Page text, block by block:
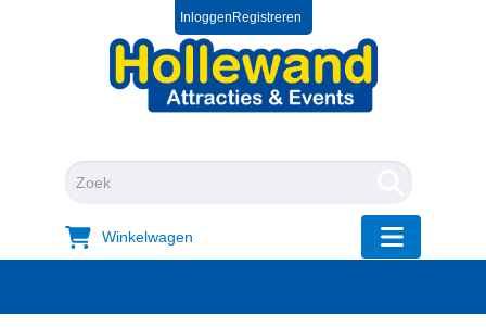
Inloggen Registreren
Winkelwagen
"Toggle